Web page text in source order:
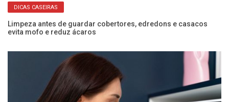
DICAS CASEIRAS
Limpeza antes de guardar cobertores, edredons e casacos
evita mofo e reduz ácaros